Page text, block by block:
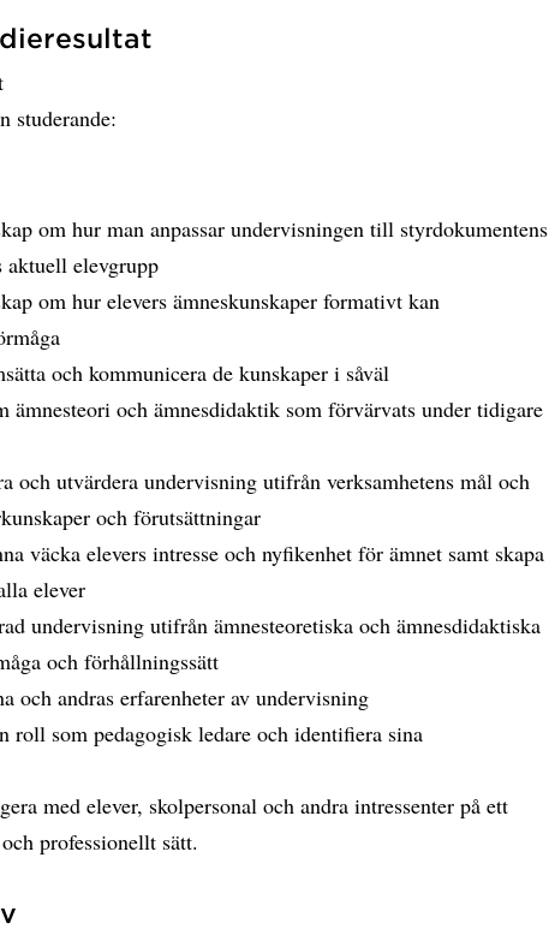
studerande:
om hur man anpassar undervisningen till styrdokumentens
aktuell elevgrupp
om hur elevers ämneskunskaper formativt kan
och kommunicera de kunskaper i såväl
ämnesteori och ämnesdidaktik som förvärvats under tidigare
och utvärdera undervisning utifrån verksamhetens mål och
och förutsättningar
väcka elevers intresse och nyfikenhet för ämnet samt skapa
elever
undervisning utifrån ämnesteoretiska och ämnesdidaktiska
och förhållningssätt
och andras erfarenheter av undervisning
roll som pedagogisk ledare och identifiera sina
med elever, skolpersonal och andra intressenter på ett
professionellt sätt.